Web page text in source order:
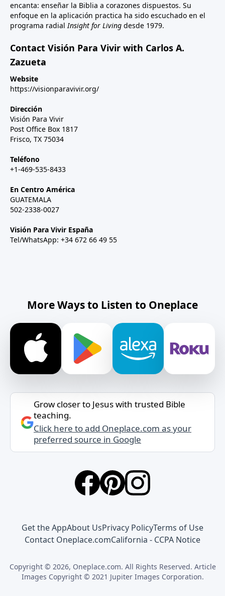
encanta: enseñar la Biblia a corazones dispuestos. Su
enfoque en la aplicación practica ha sido escuchado en el
programa radialInsight for Living desde 1979.
Contact Visión Para Vivir with Carlos A.
Zazueta
Website
https://visionparavivir.org/
Dirección
Visión Para Vivir
Post Office Box 1817
Frisco, TX 75034
Teléfono
+1-469-535-8433
En Centro América
GUATEMALA
502-2338-0027
Visión Para Vivir España
Tel/WhatsApp: +34 672 66 49 55
More Ways to Listen to Oneplace
Grow closer to Jesus with trusted Bible
teaching.
Click here to add Oneplace.com as your
preferred source in Google
Get the AppAbout UsPrivacy PolicyTerms of Use
Contact Oneplace.comCalifornia - CCPA Notice
Copyright © 2026, Oneplace.com. All Rights Reserved. Article
Images Copyright © 2021 Jupiter Images Corporation.